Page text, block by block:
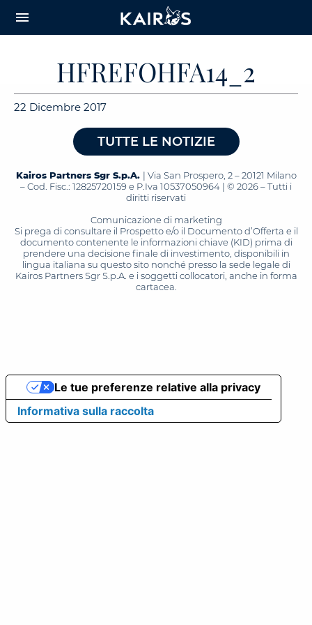
CONTENT
menu
HFREFOHFA14_2
22 Dicembre 2017
TUTTE LE NOTIZIE
Kairos Partners Sgr S.p.A. | Via San Prospero, 2 – 20121 Milano
– Cod. Fisc.: 12825720159 e P.Iva 10537050964 | © 2026 – Tutti i
diritti riservati
Comunicazione di marketing
Si prega di consultare il Prospetto e/o il Documento d’Offerta e il
documento contenente le informazioni chiave (KID) prima di
prendere una decisione finale di investimento, disponibili in
lingua italiana su questo sito nonché presso la sede legale di
Kairos Partners Sgr S.p.A. e i soggetti collocatori, anche in forma
cartacea.
Informativa sulla raccolta
Le tue preferenze relative alla privacy